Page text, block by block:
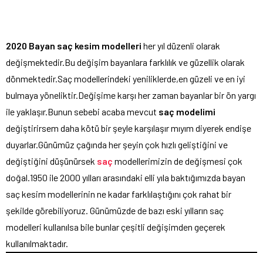
2020 Bayan saç kesim modelleri her yıl düzenli olarak
değişmektedir.Bu değişim bayanlara farklılık ve güzellik olarak
dönmektedir.Saç modellerindeki yeniliklerde,en güzeli ve en iyi
bulmaya yöneliktir.Değişime karşı her zaman bayanlar bir ön yargı
ile yaklaşır.Bunun sebebi acaba mevcut saç modelimi
değiştirirsem daha kötü bir şeyle karşılaşır mıyım diyerek endişe
duyarlar.Günümüz çağında her şeyin çok hızlı geliştiğini ve
değiştiğini düşünürsek saç modellerimizin de değişmesi çok
doğal.1950 ile 2000 yılları arasındaki elli yıla baktığımızda bayan
saç kesim modellerinin ne kadar farklılaştığını çok rahat bir
şekilde görebiliyoruz. Günümüzde de bazı eski yılların saç
modelleri kullanılsa bile bunlar çeşitli değişimden geçerek
kullanılmaktadır.